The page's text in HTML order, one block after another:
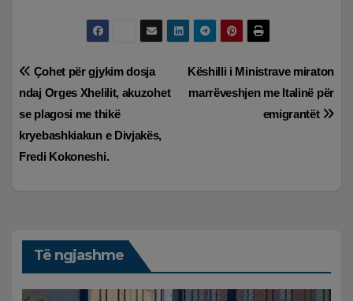
Lëvizje
te
postimet
Këshilli i Ministrave miraton
marrëveshjen me Italinë për
emigrantët
Çohet për gjykim dosja
ndaj Orges Xhelilit, akuzohet
se plagosi me thikë
kryebashkiakun e Divjakës,
Fredi Kokoneshi.
Të ngjashme